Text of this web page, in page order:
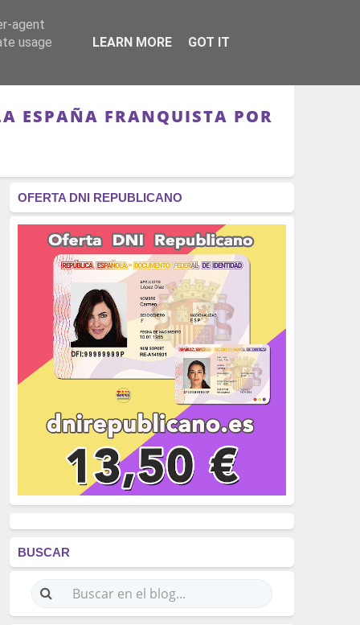
RÉGIMEN - MONARQUÍA
ESPAÑA FRANQUISTA POR
OFERTA DNI REPUBLICANO
BUSCAR
agent
usage
LEARN MORE GOT IT